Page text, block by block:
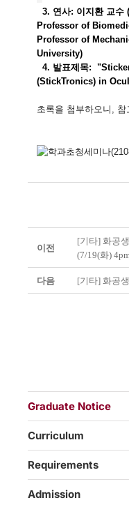
3. 연사: 이지환 교수 (
Professor of
Professor of
University)
4. 발표제목: "
(StickTronics) in
초록을 첨부하오니,
이전
[기타] 화공
(7/19(화)
다음 [기타] 화공
Graduate Notice
Curriculum
Requirements
Admission